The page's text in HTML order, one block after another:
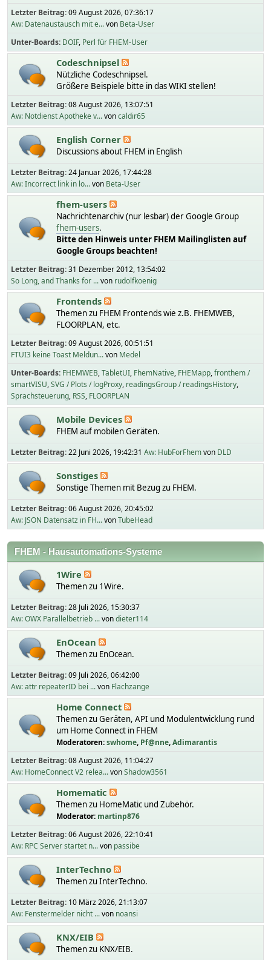
Letzter Beitrag:09 August 2026, 07:36:17
Aw: Datenaustausch mit e...von Beta-User
Unter-Boards DOIF Perl für FHEM-User
Codeschnipsel
Nützliche Codeschnipsel.
Größere Beispiele bitte in das WIKI stellen!
Letzter Beitrag:08 August 2026, 13:07:51
Aw: Notdienst Apotheke v...voncaldir65
English Corner
Discussions about FHEM in English
Letzter Beitrag:24 Januar 2026, 17:44:28
Aw: Incorrect link in lo...von Beta-User
fhem-users
Nachrichtenarchiv (nur lesbar) der Google Group
fhem-users.
Bitte den Hinweis unter FHEM Mailinglisten auf
Google Groups beachten!
Letzter Beitrag:31 Dezember 2012, 13:54:02
So Long, and Thanks for ...von rudolfkoenig
Frontends
Themen zu FHEM Frontends wie z.B. FHEMWEB,
FLOORPLAN, etc.
Letzter Beitrag:09 August 2026, 00:51:51
FTUI3 keine Toast Meldun...von Medel
Unter-Boards FHEMWEB TabletUI FhemNative FHEMapp fronthem /
smartVISU SVG / Plots / logProxy readingsGroup / readingsHistory
Sprachsteuerung RSS FLOORPLAN
Mobile Devices
FHEM auf mobilen Geräten.
Letzter Beitrag:22 Juni 2026, 19:42:31 Aw: HubForFhemvon DLD
Sonstiges
Sonstige Themen mit Bezug zu FHEM.
Letzter Beitrag:06 August 2026, 20:45:02
Aw: JSON Datensatz in FH...vonTubeHead
FHEM - Hausautomations-Systeme
1Wire
Themen zu 1Wire.
Letzter Beitrag:28 Juli 2026, 15:30:37
Aw: OWX Parallelbetrieb ...vondieter114
EnOcean
Themen zu EnOcean.
Letzter Beitrag:09 Juli 2026, 06:42:00
Aw: attr repeaterID bei ...von Flachzange
Home Connect
Themen zu Geräten, API und Modulentwicklung rund
um Home Connect in FHEM
Moderatoren:swhome, Pf@nne,Adimarantis
Letzter Beitrag:08 August 2026, 11:04:27
Aw: HomeConnect V2 relea...vonShadow3561
Homematic
Themen zu HomeMatic und Zubehör.
Moderator: martinp876
Letzter Beitrag:06 August 2026, 22:10:41
Aw: RPC Server startet n...von passibe
InterTechno
Themen zu InterTechno.
Letzter Beitrag: 10 März 2026, 21:13:07
Aw: Fenstermelder nicht ...von noansi
KNX/EIB
Themen zu KNX/EIB.